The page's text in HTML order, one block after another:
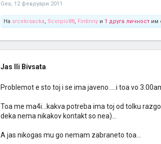
Gea, 12 февруари 2011
На srcekrsacka, Scorpio88, Fintinny и 1 друга личност им
Jas Ili Bivsata
Problemot e sto toj i se ima javeno.....i toa vo
Toa me ma4i...kakva potreba ima toj od tolku
deka nema nikakov kontakt so nea)...
A jas nikogas mu go nemam zabraneto toa...